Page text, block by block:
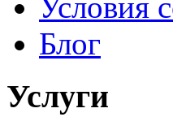
Условия
Блог
Услуги